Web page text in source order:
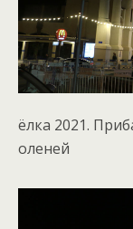
ёлка 2021.
оленей